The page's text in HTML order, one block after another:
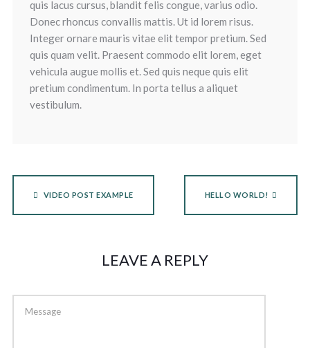
quis lacus cursus, blandit felis congue, varius odio.
Donec rhoncus convallis mattis. Ut id lorem risus.
Integer ornare mauris vitae elit tempor pretium. Sed
quis quam velit. Praesent commodo elit lorem, eget
vehicula augue mollis et. Sed quis neque quis elit
pretium condimentum. In porta tellus a aliquet
vestibulum.
VIDEO POST EXAMPLE HELLO WORLD!
LEAVE A REPLY